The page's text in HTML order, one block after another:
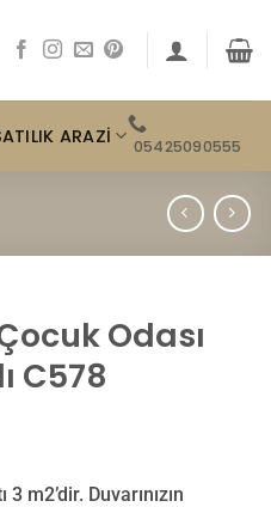
ARAZI 05425090555
Odası
C578
m2’dir. Duvarınızın